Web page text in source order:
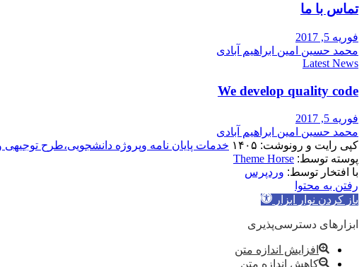
تماس با ما
فوریه 5, 2017
محمد حسین امین ابراهیم آبادی
Latest News
We develop quality code
فوریه 5, 2017
محمد حسین امین ابراهیم آبادی
کپی رایت و رونوشت: ۱۴۰۵
خدمات پایان نامه وپروژه دانشجویی،طرح
پوسته توسط: Theme Horse
با افتخار توسط: وردپرس
رفتن به محتوا
باز کردن نوار ابزار
ابزارهای دسترسی‌پذیری
افزایش اندازه متن
کاهش اندازه متن